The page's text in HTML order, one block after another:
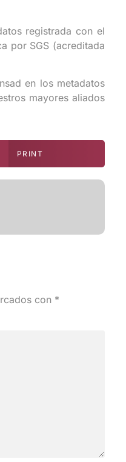
registrada con el
por SGS (acreditada
en los metadatos
mayores aliados
PRINT
con *